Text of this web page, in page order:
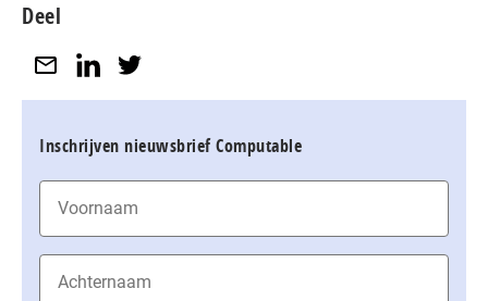
Deel
Inschrijven nieuwsbrief Computable